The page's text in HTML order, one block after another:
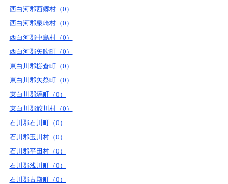
西白河郡西郷村（0）
西白河郡泉崎村（0）
西白河郡中島村（0）
西白河郡矢吹町（0）
東白川郡棚倉町（0）
東白川郡矢祭町（0）
東白川郡塙町（0）
東白川郡鮫川村（0）
石川郡石川町（0）
石川郡玉川村（0）
石川郡平田村（0）
石川郡浅川町（0）
石川郡古殿町（0）